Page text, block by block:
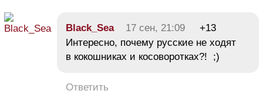
Black_Sea 17 сен, 21:09
+13
Интересно, почему русские не ходят
в кокошниках и косоворотках?! ;)
Ответить